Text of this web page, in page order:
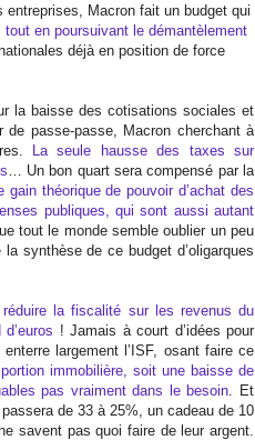
Macron fait un budget qui
tout en poursuivant le démantèlement
déjà en position de force
la baisse des cotisations sociales et
de passe-passe, Macron cherchant à
La seule hausse des taxes sur
… Un bon quart sera compensé par la
théorique de pouvoir d’achat des
publiques, qui sont aussi autant
tout le monde semble oublier un peu
synthèse de ce budget d’oligarques
la fiscalité sur les revenus du
! Jamais à court d’idées pour
largement l’ISF, osant faire ce
immobilière, soit une baisse de
pas vraiment dans le besoin . Et
de 33 à 25%, un cadeau de 10
savent pas quoi faire de leur argent.